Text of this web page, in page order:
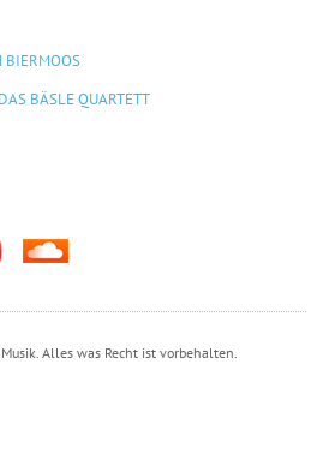
BIERMOOS
BÄSLE QUARTETT
Alles was Recht ist vorbehalten.